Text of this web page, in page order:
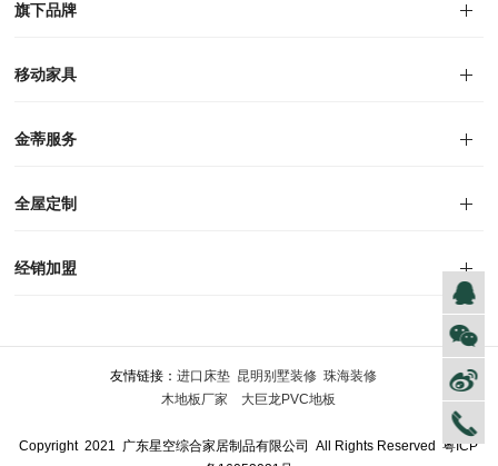
旗下品牌
品牌文化
荣誉资质
产品专利
电子画册
移动家具
迪尚
西瑞
洛斯
里奥
洛卡
美舍
新古典
纯美
金蒂服务
售后服务
防伪识别
投诉建议
全屋定制
风格定制
空间定制
户型案例
材质展示
预约量尺
经销加盟
友情链接：进口床垫 昆明别墅装修 珠海装修
木地板厂家
大巨龙PVC地板
Copyright 2021 广东星空综合家居制品有限公司 All Rights Reserved粤ICP